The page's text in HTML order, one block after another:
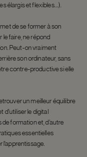
élargis et flexibles…).
de se former à son
le faire, ne répond
Peut-on vraiment
son ordinateur, sans
contre-productive si elle
un meilleur équilibre
le digital
formation et, d’autre
essentielles
l’apprentissage.